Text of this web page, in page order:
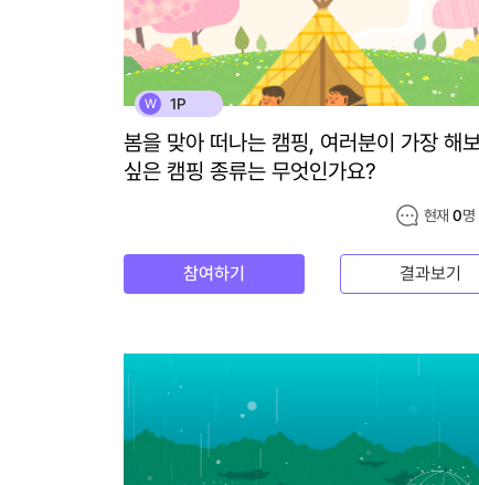
W 1P
봄을 맞아 떠나는 캠핑, 여러분이 가장 해
싶은 캠핑 종류는 무엇인가요?
현재0명
참여하기 결과보기